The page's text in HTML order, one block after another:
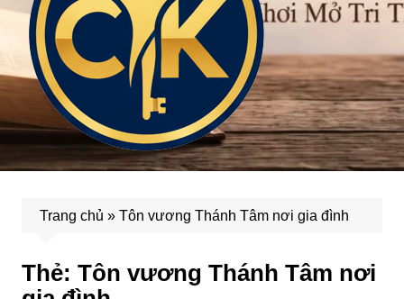
Trang chủ » Tôn vương Thánh Tâm nơi gia đình
Thẻ: Tôn vương Thánh Tâm nơi